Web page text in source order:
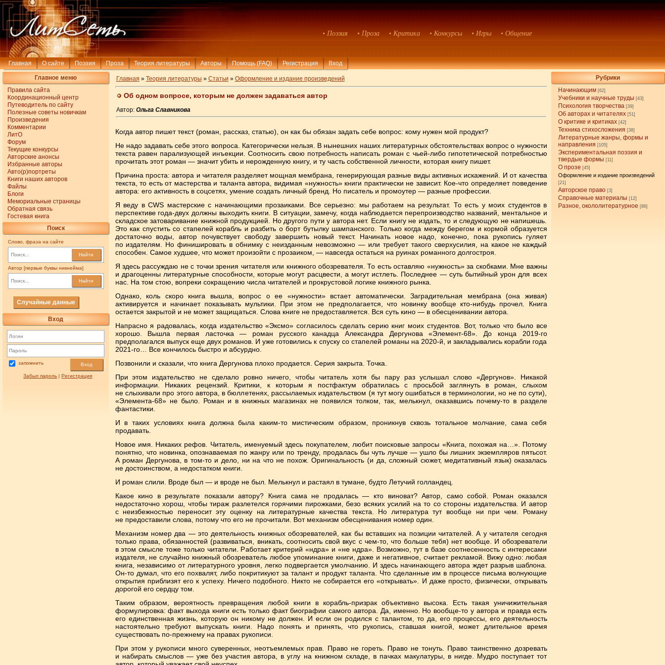
• Поэзия • Проза • Критика • Конкурсы • Игры • Общение
Главная О сайте Поэзия Проза Теория литературы Авторы Помощь (FAQ) Регистрация Вход
Главное меню
Правила сайта
Координационный центр
Путеводитель по сайту
Полезные советы новичкам
Произведения
Комментарии
ЛитО
Форум
Текущие конкурсы
Авторские анонсы
Избранные авторы
Авто(р)портреты
Книги наших авторов
Файлы
Блоги
Мемориальные страницы
Обратная связь
Гостевая книга
Поиск
Слово, фраза на сайте
Найти
Автор [первые буквы никнейма]
Найти
Случайные данные
Вход
запомнить Вход
Забыл пароль |Регистрация
Рубрики
Начинающим [62]
Учебники и научные труды [43]
Психология творчества [39]
Об авторах и читателях [51]
О критике и критиках [42]
Техника стихосложения [38]
Литературные жанры, формы и
направления [105]
Экспериментальная поэзия и
твердые формы [11]
О прозе [45]
Оформление и издание произведений
[21]
Авторское право [3]
Справочные материалы [12]
Разное, окололитературное [86]
Главная » Теория литературы » Статьи » Оформление и издание произведений
Об одном вопросе, которым не должен задаваться автор
Автор: Ольга Славникова
Когда автор пишет текст (роман, рассказ, статью), он как бы обязан задать себе вопрос: кому нужен мой продукт?
Не надо задавать себе этого вопроса. Категорически нельзя. В нынешних наших литературных обстоятельствах вопрос о нужности
текста равен парализующей инъекции. Соотносить свою потребность написать роман с чьей-либо гипотетической потребностью
прочитать этот роман — значит убить и нерожденную книгу, и ту часть собственной личности, которая книгу пишет.
Причина проста: автора и читателя разделяет мощная мембрана, генерирующая разные виды активных искажений. И от качества
текста, то есть от мастерства и таланта автора, видимая «нужность» книги практически не зависит. Кое-что определяет поведение
автора: его активность в соцсетях, умение создать личный бренд. Но писатель и промоутер — разные профессии.
Я веду в CWS мастерские с начинающими прозаиками. Все серьезно: мы работаем на результат. То есть у моих студентов в
перспективе года-двух должны выходить книги. В ситуации, замечу, когда наблюдается перепроизводство названий, ментальное и
складское затоваривание книжной продукцией. Но другого пути у автора нет. Если книгу не издать, то и следующую не напишешь.
Это как спустить со стапелей корабль и разбить о борт бутылку шампанского. Только когда между берегом и кормой образуется
достаточно воды, автор почувствует свободу завершить новый текст. Начинать новое надо, конечно, пока рукопись гуляет
по издателям. Но финишировать в обнимку с неизданным невозможно — или требует такого сверхусилия, на какое не каждый
способен. Самое худшее, что может произойти с прозаиком, — навсегда остаться на руинах романного долгостроя.
Я здесь рассуждаю не с точки зрения читателя или книжного обозревателя. То есть оставляю «нужность» за скобками. Мне важны
и драгоценны литературные способности, которые могут расцвести, а могут истлеть. Последнее — суть бытийный урон для всех
нас. На том стою, вопреки сокращению числа читателей и прокрустовой логике книжного рынка.
Однако, коль скоро книга вышла, вопрос о ее «нужности» встает автоматически. Заградительная мембрана (она живая)
активируется и начинает показывать мультики. При этом не предполагается, что новинку вообще кто-нибудь прочел. Книга
остается закрытой и не может защищаться. Слова книге не предоставляется. Вся суть кино — в обесценивании автора.
Напрасно я радовалась, когда издательство «Эксмо» согласилось сделать серию книг моих студентов. Вот, только что было все
хорошо. Вышла первая ласточка — роман русского канадца Александра Дергунова «Элемент-68». До конца 2019-го
предполагался выпуск еще двух романов. И уже готовились к спуску со стапелей романы на 2020-й, и закладывались корабли года
2021-го… Все кончилось быстро и абсурдно.
Позвонили и сказали, что книга Дергунова плохо продается. Серия закрыта. Точка.
При этом издательство не сделало ровно ничего, чтобы читатель хотя бы пару раз услышал слово «Дергунов». Никакой
информации. Никаких рецензий. Критики, к которым я постфактум обратилась с просьбой заглянуть в роман, слыхом
не слыхивали про этого автора, в бюллетенях, рассылаемых издательством (я тут могу ошибаться в терминологии, но не по сути),
«Элемента-68» не было. Роман и в книжных магазинах не появился толком, так, мелькнул, оказавшись почему-то в разделе
фантастики.
И в таких условиях книга должна была каким-то мистическим образом, проникнув сквозь тотальное молчание, сама себя
продавать.
Новое имя. Никаких рефов. Читатель, именуемый здесь покупателем, любит поисковые запросы «Книга, похожая на…». Потому
понятно, что новинка, опознаваемая по жанру или по тренду, продалась бы чуть лучше — ушло бы лишних экземпляров пятьсот.
А роман Дергунова, в том-то и дело, ни на что не похож. Оригинальность (и да, сложный сюжет, медитативный язык) оказалась
не достоинством, а недостатком книги.
И роман слили. Вроде был — и вроде не был. Мелькнул и растаял в тумане, будто Летучий голландец.
Какое кино в результате показали автору? Книга сама не продалась — кто виноват? Автор, само собой. Роман оказался
недостаточно хорош, чтобы тираж разлетелся горячими пирожками, безо всяких усилий на то со стороны издательства. И автор
с неизбежностью переносит эту оценку на литературные качества текста. Но литература тут вообще ни при чем. Роману
не предоставили слова, потому что его не прочитали. Вот механизм обесценивания номер один.
Механизм номер два — это деятельность книжных обозревателей, как бы вставших на позиции читателей. А у читателя сегодня
только права, обязанностей (развиваться, вникать, соотносить свой вкус с чем-то, что больше тебя) нет вообще. И обозреватели
в этом смысле тоже только читатели. Работает критерий «ндра» и «не ндра». Возможно, тут в базе соотнесенность с интересами
издателя, не случайно книжный обозреватель любое упоминание книги, даже и негативное, считает рекламой. Вижу одно: любая
книга, независимо от литературного уровня, легко подвергается умолчанию. И здесь начинающего автора ждет разрыв шаблона.
Он-то думал, что его похвалят, либо покритикуют за талант и продукт таланта. Что сделанные им в процессе письма волнующие
открытия приблизят его к успеху. Ничего подобного. Никто не собирается его «открывать». И даже просто, физически, открывать
дорогой его сердцу том.
Таким образом, вероятность превращения любой книги в корабль-призрак объективно высока. Есть такая уничижительная
формулировка: факт выхода книги есть только факт биографии самого автора. Да, именно. Но вообще-то у автора и правда есть
его единственная жизнь, которую он никому не должен. И если он родился с талантом, то да, его процессы, его деятельность
настоятельно требуют выпускать книги. Надо понять и принять, что рукопись, ставшая книгой, может длительное время
существовать по-прежнему на правах рукописи.
При этом у рукописи много суверенных, неотъемлемых прав. Право не гореть. Право не тонуть. Право таинственно дозревать
и набирать смыслов — уже без участия автора, в углу на книжном складе, в пачках макулатуры, в нигде. Мудро поступает тот